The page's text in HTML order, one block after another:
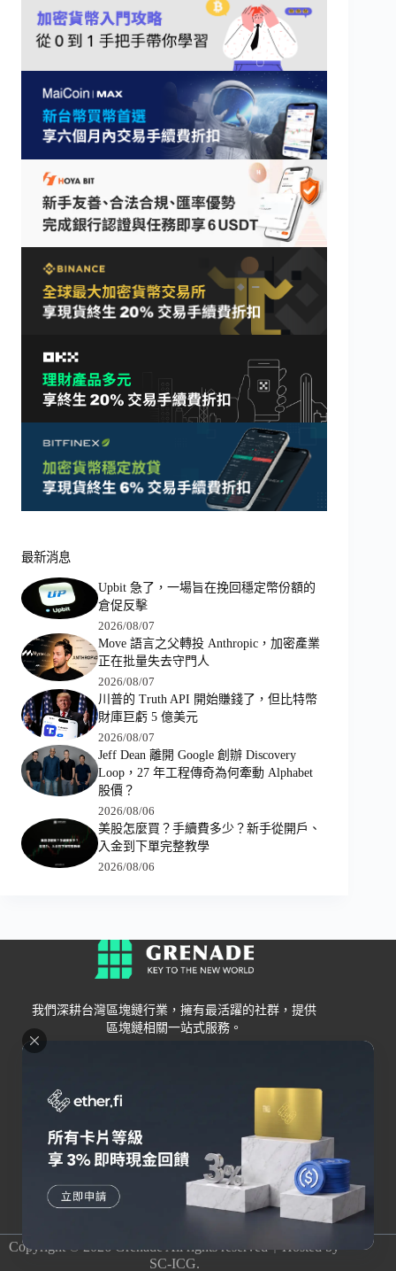
最新消息
Upbit 急了，一場旨在挽回穩定幣份額的
倉促反擊
2026/08/07
Move 語言之父轉投 Anthropic，加密產業
正在批量失去守門人
2026/08/07
川普的 Truth API 開始賺錢了，但比特幣
財庫巨虧 5 億美元
2026/08/07
Jeff Dean 離開 Google 創辦 Discovery
Loop，27 年工程傳奇為何牽動 Alphabet
股價？
2026/08/06
美股怎麼買？手續費多少？新手從開戶、
入金到下單完整教學
2026/08/06
我們深耕台灣區塊鏈行業，擁有最活躍的社群，提供
區塊鏈相關一站式服務。
Grenade
關於我們
聯絡我們
錢包
交易所
Bybit
OKX
HOYA BIT
其他
Copyright © 2026 Grenade All rights reserved｜Hosted by
SC-ICG.